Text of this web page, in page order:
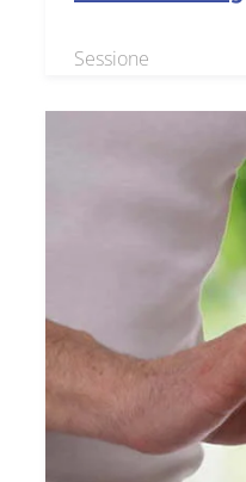
Sessione